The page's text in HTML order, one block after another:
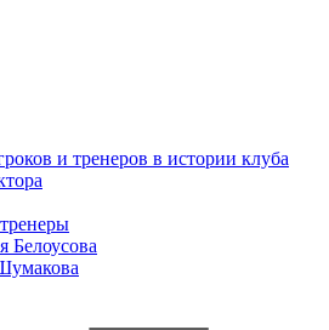
и тренеров в истории клуба
Белоусова